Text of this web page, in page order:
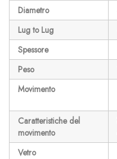
Diametro
Lug to Lug
Spessore
Peso
Movimento
Caratteristiche del
movimento
Vetro